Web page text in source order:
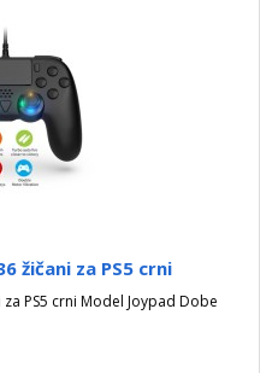
žičani za PS5 crni
PS5 crni Model Joypad Dobe